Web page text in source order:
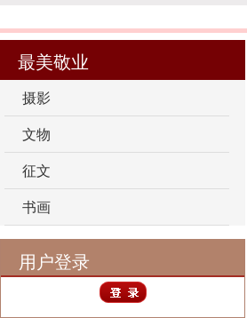
最美敬业
摄影
文物
征文
书画
用户登录